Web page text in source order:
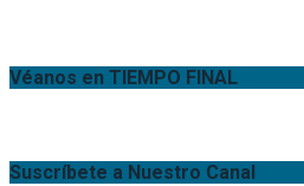
Véanos en TIEMPO FINAL
Suscríbete a Nuestro Canal